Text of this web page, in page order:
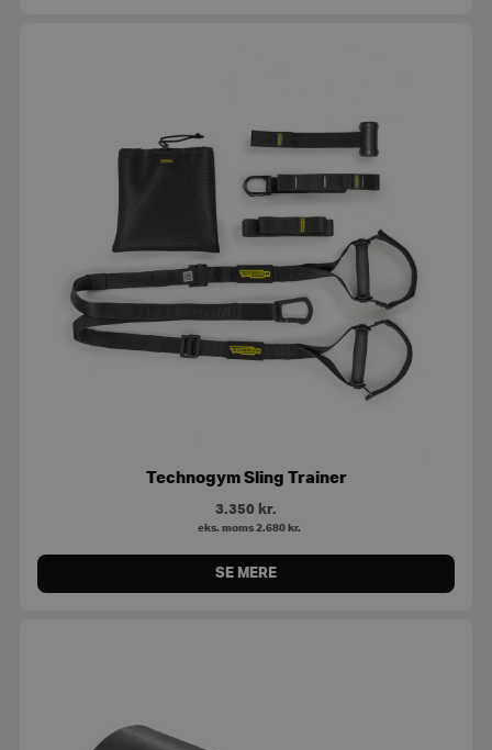
Technogym Sling Trainer
3.350 kr.
eks. moms 2.680 kr.
SE MERE